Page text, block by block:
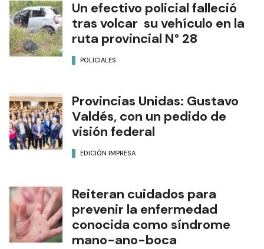
Un efectivo policial falleció
tras volcar su vehículo en la
ruta provincial N° 28
POLICIALES
Provincias Unidas: Gustavo
Valdés, con un pedido de
visión federal
EDICIÓN IMPRESA
Reiteran cuidados para
prevenir la enfermedad
conocida como síndrome
mano-ano-boca